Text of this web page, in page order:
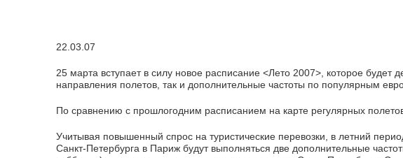
22.03.07
25 марта вступает в силу новое расписание <Лето 2007>, которое
направления полетов, так и дополнительные частоты по популярным
По сравнению с прошлогодним расписанием на карте регулярных
Учитывая повышенный спрос на туристические перевозки, в летний
Санкт-Петербурга в Париж будут выполняться две дополнительные